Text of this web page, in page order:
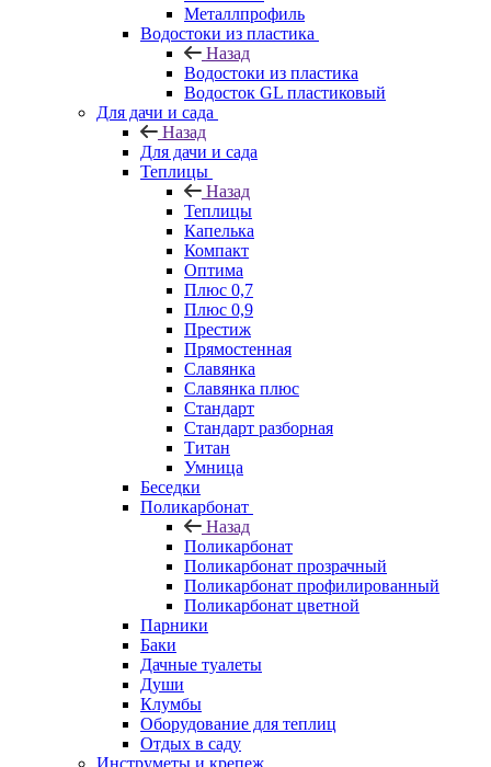
Металлпрофиль
Водостоки из пластика
Назад
Водостоки из пластика
Водосток GL пластиковый
Для дачи и сада
Назад
Для дачи и сада
Теплицы
Назад
Теплицы
Капелька
Компакт
Оптима
Плюс 0,7
Плюс 0,9
Престиж
Прямостенная
Славянка
Славянка плюс
Стандарт
Стандарт разборная
Титан
Умница
Беседки
Поликарбонат
Назад
Поликарбонат
Поликарбонат прозрачный
Поликарбонат профилированный
Поликарбонат цветной
Парники
Баки
Дачные туалеты
Души
Клумбы
Оборудование для теплиц
Отдых в саду
Инструметы и крепеж